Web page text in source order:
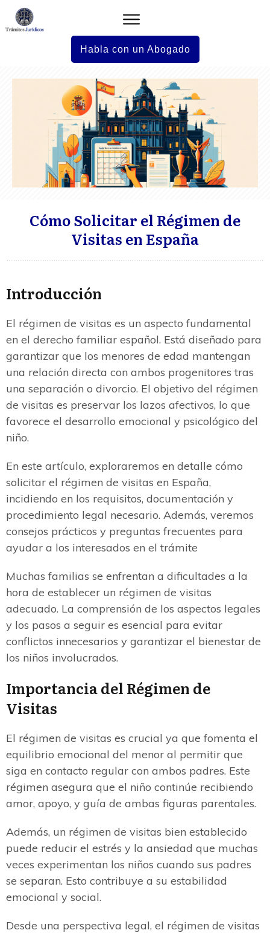
Habla con un Abogado
Cómo Solicitar el Régimen de
Visitas en España
Introducción
El régimen de visitas es un aspecto fundamental
en el derecho familiar español. Está diseñado para
garantizar que los menores de edad mantengan
una relación directa con ambos progenitores tras
una separación o divorcio. El objetivo del régimen
de visitas es preservar los lazos afectivos, lo que
favorece el desarrollo emocional y psicológico del
niño.
En este artículo, exploraremos en detalle cómo
solicitar el régimen de visitas en España,
incidiendo en los requisitos, documentación y
procedimiento legal necesario. Además, veremos
consejos prácticos y preguntas frecuentes para
ayudar a los interesados en el trámite
Muchas familias se enfrentan a dificultades a la
hora de establecer un régimen de visitas
adecuado. La comprensión de los aspectos legales
y los pasos a seguir es esencial para evitar
conflictos innecesarios y garantizar el bienestar de
los niños involucrados.
Importancia del Régimen de
Visitas
El régimen de visitas es crucial ya que fomenta el
equilibrio emocional del menor al permitir que
siga en contacto regular con ambos padres. Este
régimen asegura que el niño continúe recibiendo
amor, apoyo, y guía de ambas figuras parentales.
Además, un régimen de visitas bien establecido
puede reducir el estrés y la ansiedad que muchas
veces experimentan los niños cuando sus padres
se separan. Esto contribuye a su estabilidad
emocional y social.
Desde una perspectiva legal, el régimen de visitas